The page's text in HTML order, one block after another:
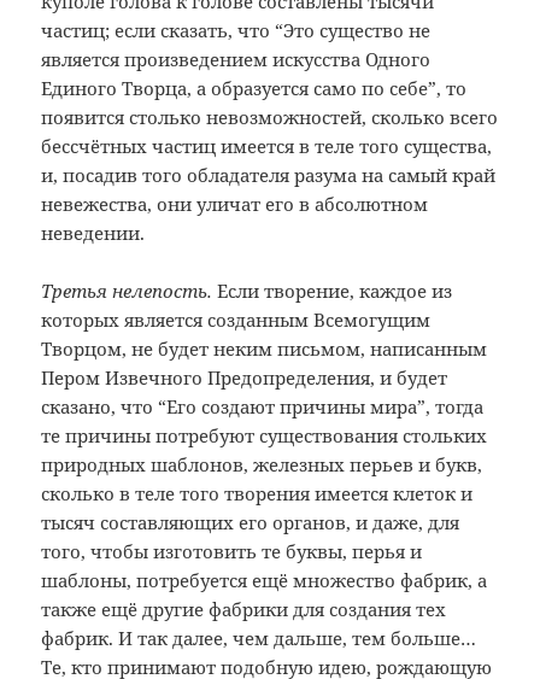
частиц; если сказать, что “Это существо не
является произведением искусства Одного
Единого Творца, а образуется само по себе”, то
появится столько невозможностей, сколько всего
бессчётных частиц имеется в теле того существа,
и, посадив того обладателя разума на самый край
невежества, они уличат его в абсолютном
неведении.
Третья нелепость. Если творение, каждое из
которых является созданным Всемогущим
Творцом, не будет неким письмом, написанным
Пером Извечного Предопределения, и будет
сказано, что “Его создают причины мира”, тогда
те причины потребуют существования стольких
природных шаблонов, железных перьев и букв,
сколько в теле того творения имеется клеток и
тысяч составляющих его органов, и даже, для
того, чтобы изготовить те буквы, перья и
шаблоны, потребуется ещё множество фабрик, а
также ещё другие фабрики для создания тех
фабрик. И так далее, чем дальше, тем больше…
Те, кто принимают подобную идею, рождающую